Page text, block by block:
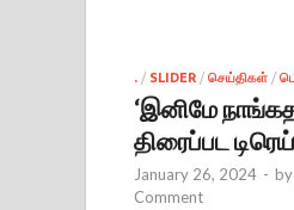
. / SLIDER / செய்திகள் /
‘இனிமே
திரைப்பட
January 26, 2024 - by
Comment